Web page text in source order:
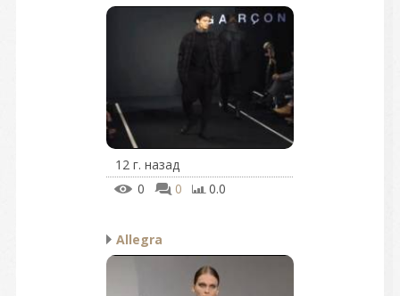
12 г. назад
0
0 0.0
Allegra